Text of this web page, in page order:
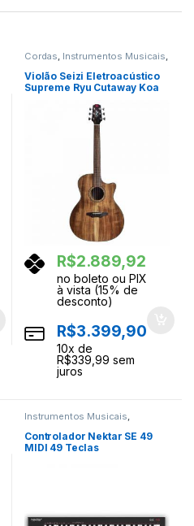
Cordas, Instrumentos Musicais,
Violoes
Violão Seizi Eletroacústico
Supreme Ryu Cutaway Koa
R$2.889,92
no boleto ou PIX
à vista (15% de
desconto)
R$3.399,90
10x de
R$339,99 sem
juros
Instrumentos Musicais
Controlador Nektar SE 49
MIDI 49 Teclas